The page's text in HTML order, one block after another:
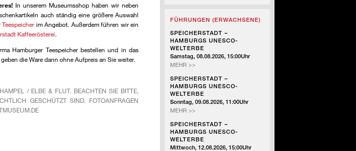
In unserem Museumsshop haben wir neben
auch ständig eine größere Auswahl
im Angebot. Außerdem führen wir ein
Kaffeerösterei.
Hamburger Teespeicher bestellen und in das
die Ware dann ohne Aufpreis an Sie weiter.
/ ELBE & FLUT. BEACHTEN SIE BITTE,
GESCHÜTZT SIND. FOTOANFRAGEN
SZENISCHE
FÜHRUNGEN (ERWACHSENE)
SPEICHERSTADT –
HAMBURGS UNESCO-
WELTERBE
Samstag, 08.08.2026, 15:00Uhr
MEHR >>SPEICHERSTADT
HAMBURGS
UNESCO-
WELTERBE
SPEICHERSTADT –
HAMBURGS UNESCO-
WELTERBE
Sonntag, 09.08.2026, 11:00Uhr
MEHR >>SPEICHERSTADT
HAMBURGS
UNESCO-
WELTERBE
SPEICHERSTADT –
HAMBURGS UNESCO-
WELTERBE
Mittwoch, 12.08.2026, 15:00Uhr